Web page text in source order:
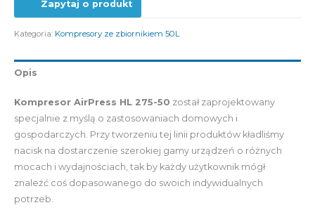
Zapytaj o produkt
Kategoria: Kompresory ze zbiornikiem 50L
Opis
Kompresor AirPress HL 275-50 został zaprojektowany
specjalnie z myślą o zastosowaniach domowych i
gospodarczych. Przy tworzeniu tej linii produktów kładliśmy
nacisk na dostarczenie szerokiej gamy urządzeń o różnych
mocach i wydajnościach, tak by każdy użytkownik mógł
znaleźć coś dopasowanego do swoich indywidualnych
potrzeb.